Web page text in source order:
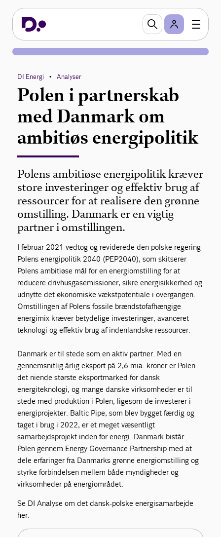
DI Energi • Analyser
Polen i partnerskab
med Danmark om
ambitiøs energipolitik
Polens ambitiøse energipolitik kræver
store investeringer og effektiv brug af
ressourcer for at realisere den grønne
omstilling. Danmark er en vigtig
partner i omstillingen.
I februar 2021 vedtog og reviderede den polske regering
Polens energipolitik 2040 (PEP2040), som skitserer
Polens ambitiøse mål for en energiomstilling for at
reducere drivhusgasemissioner, sikre energisikkerhed og
udnytte det økonomiske vækstpotentiale i overgangen.
Omstillingen af Polens fossile brændstofafhængige
energimix kræver betydelige investeringer, avanceret
teknologi og effektiv brug af indenlandske ressourcer.
Danmark er til stede som en aktiv partner. Med en
gennemsnitlig årlig eksport på 2,6 mia. kroner er Polen
det niende største eksportmarked for dansk
energiteknologi, og mange danske virksomheder er til
stede med produktion i Polen, ligesom de investerer i
energiprojekter. Baltic Pipe, som blev bygget færdig og
taget i brug i 2022, er et meget væsentligt
samarbejdsprojekt inden for energi. Danmark bistår
Polen gennem Energy Governance Partnership med at
dele erfaringer fra Danmarks grønne energiomstilling og
styrke forbindelsen mellem både myndigheder og
virksomheder på energiområdet.
Se DI Analyse om det dansk-polske energisamarbejde
her.